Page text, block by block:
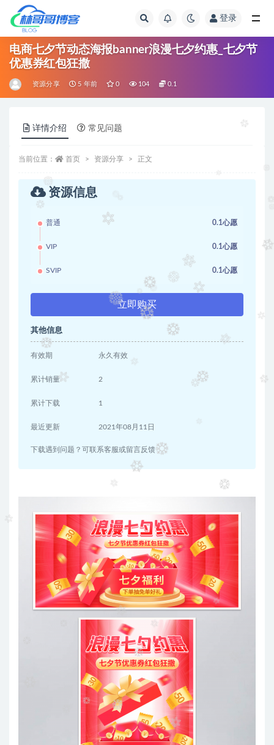
登录
电商七夕节动态海报banner浪漫七夕约惠_七夕节
优惠券红包狂撒
资源分享 5 年前 0 104 0.1
详情介绍 常见问题
当前位置： 首页 资源分享 正文
资源信息
普通 0.1心愿
VIP 0.1心愿
SVIP 0.1心愿
立即购买
其他信息
有效期 永久有效
累计销量 2
累计下载 1
最近更新 2021年08月11日
下载遇到问题？可联系客服或留言反馈